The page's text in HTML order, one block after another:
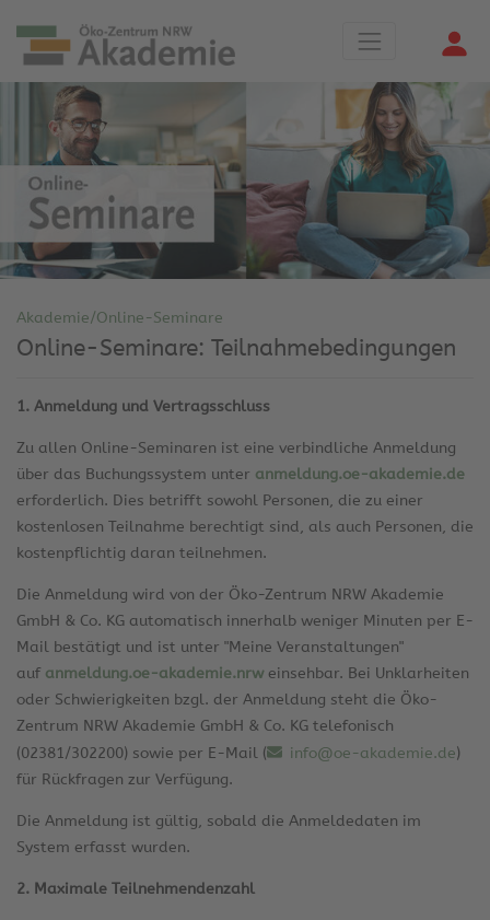
Akademie/Online-Seminare
Online-Seminare: Teilnahmebedingungen
1. Anmeldung und Vertragsschluss
Zu allen Online-Seminaren ist eine verbindliche Anmeldung
über das Buchungssystem unter anmeldung.oe-akademie.de
erforderlich. Dies betrifft sowohl Personen, die zu einer
kostenlosen Teilnahme berechtigt sind, als auch Personen, die
kostenpflichtig daran teilnehmen.
Die Anmeldung wird von der Öko-Zentrum NRW Akademie
GmbH & Co. KG automatisch innerhalb weniger Minuten per E-
Mail bestätigt und ist unter "Meine Veranstaltungen"
auf anmeldung.oe-akademie.nrweinsehbar. Bei Unklarheiten
oder Schwierigkeiten bzgl. der Anmeldung steht die Öko-
Zentrum NRW Akademie GmbH & Co. KG telefonisch
(02381/302200) sowie per E-Mail (
info@oe-akademie.de)
für Rückfragen zur Verfügung.
Die Anmeldung ist gültig, sobald die Anmeldedaten im
System erfasst wurden.
2. Maximale Teilnehmendenzahl